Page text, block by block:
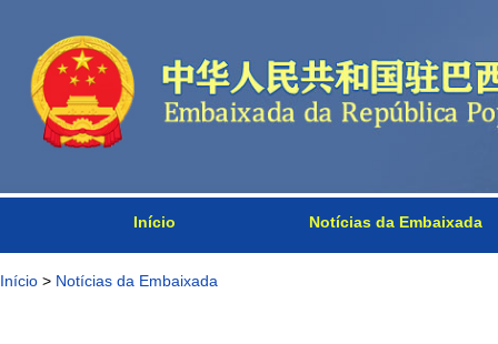
Início Notícias da Embaixada
Início > Notícias da Embaixada